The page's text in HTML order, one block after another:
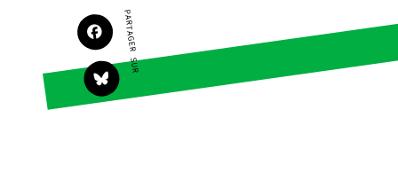
gratuitement les guides
éco-citoyens
Actualités
Espace presse
Groupes locaux
PARTAGER SUR